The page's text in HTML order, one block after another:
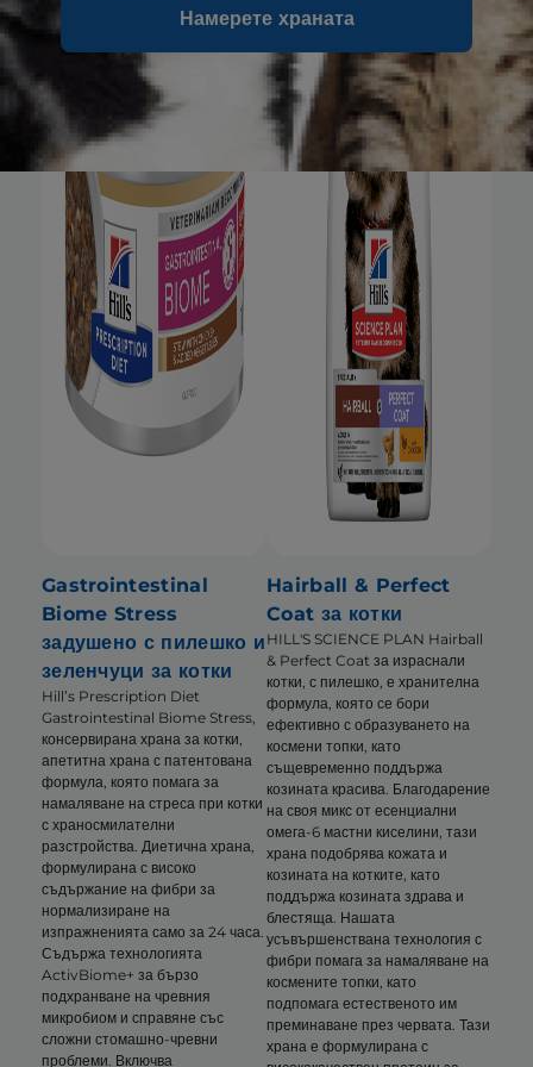
Намерете храната
Gastrointestinal
Biome Stress
задушено с пилешко и
зеленчуци за котки
Hill’s Prescription Diet
Gastrointestinal Biome Stress,
консервирана храна за котки,
апетитна храна с патентована
формула, която помага за
намаляване на стреса при котки
с храносмилателни
разстройства. Диетична храна,
формулирана с високо
съдържание на фибри за
нормализиране на
изпражненията само за 24 часа.
Съдържа технологията
ActivBiome+ за бързо
подхранване на чревния
микробиом и справяне със
сложни стомашно-чревни
проблеми. Включва
Hairball & Perfect
Coat за котки
HILL'S SCIENCE PLAN Hairball
& Perfect Coat за израснали
котки, с пилешко, е хранителна
формула, която се бори
ефективно с образуването на
космени топки, като
същевременно поддържа
козината красива. Благодарение
на своя микс от есенциални
омега-6 мастни киселини, тази
храна подобрява кожата и
козината на котките, като
поддържа козината здрава и
блестяща. Нашата
усъвършенствана технология с
фибри помага за намаляване на
космените топки, като
подпомага естественото им
преминаване през червата. Тази
храна е формулирана с